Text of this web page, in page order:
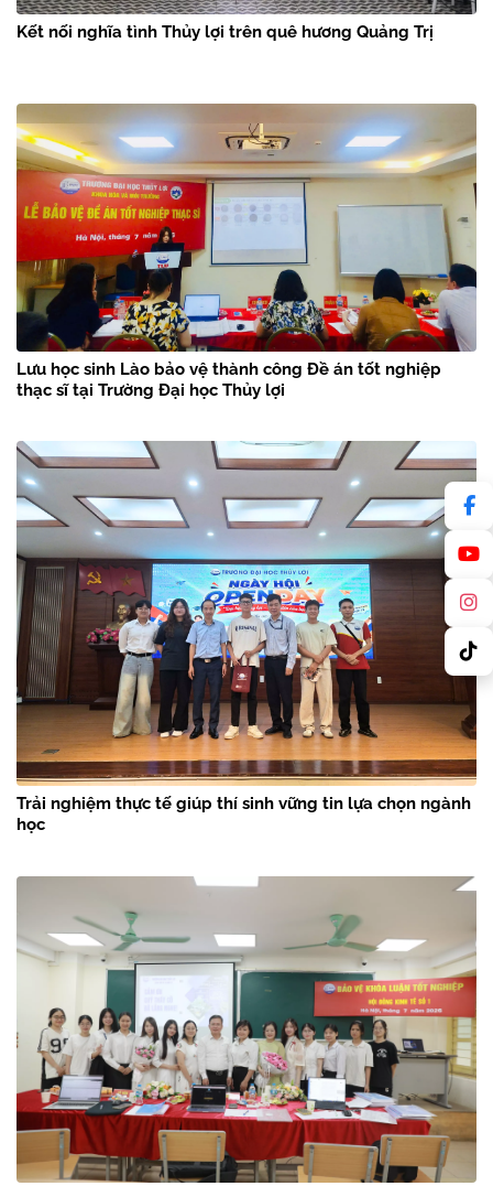
Kết nối nghĩa tình Thủy lợi trên quê hương Quảng Trị
Lưu học sinh Lào bảo vệ thành công Đề án tốt nghiệp
thạc sĩ tại Trường Đại học Thủy lợi
Trải nghiệm thực tế giúp thí sinh vững tin lựa chọn ngành
học